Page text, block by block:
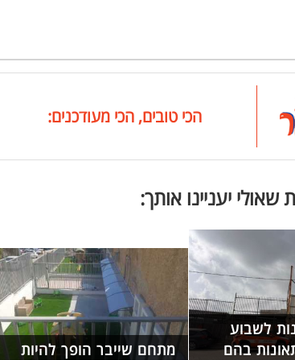
הכי טובים, הכי מעודכנים:
יעניינו אותך:
לשבוע
בהם
מתחם שייבר הופך להיות